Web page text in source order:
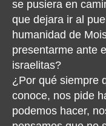
se pusiera en
que dejara ir al
humanidad de
presentarme ante
israelitas?
¿Por qué siempre
conoce, nos pide
podemos hacer,